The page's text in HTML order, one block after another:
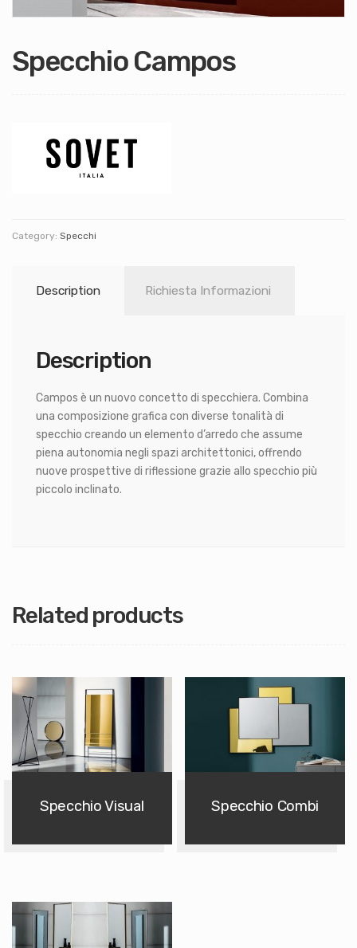
Specchio Campos
Category: Specchi
Description Richiesta Informazioni
Description
Campos è un nuovo concetto di specchiera. Combina
una composizione grafica con diverse tonalità di
specchio creando un elemento d’arredo che assume
piena autonomia negli spazi architettonici, offrendo
nuove prospettive di riflessione grazie allo specchio più
piccolo inclinato.
Related products
Specchio Visual Specchio Combi